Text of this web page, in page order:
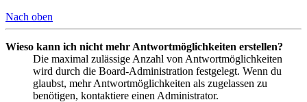
Nach oben
Wieso kann ich nicht mehr Antwortmöglichkeiten erstellen?
Die maximal zulässige Anzahl von Antwortmöglichkeiten
wird durch die Board-Administration festgelegt. Wenn du
glaubst, mehr Antwortmöglichkeiten als zugelassen zu
benötigen, kontaktiere einen Administrator.